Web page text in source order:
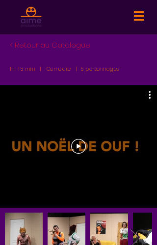
< Retour au Catalogue
1 h 15 min | Comédie | 5 personnages